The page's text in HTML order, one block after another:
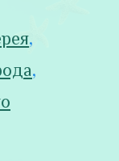
,
,